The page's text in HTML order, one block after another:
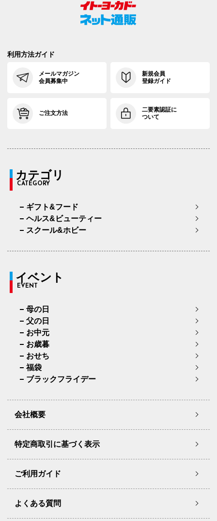
利用方法ガイド
メールマガジン
会員募集中
新規会員
登録ガイド
ご注文方法
二要素認証に
ついて
カテゴリ
CATEGORY
ギフト&フード
ヘルス&ビューティー
スクール&ホビー
イベント
EVENT
母の日
父の日
お中元
お歳暮
おせち
福袋
ブラックフライデー
会社概要
特定商取引に基づく表示
ご利用ガイド
よくある質問